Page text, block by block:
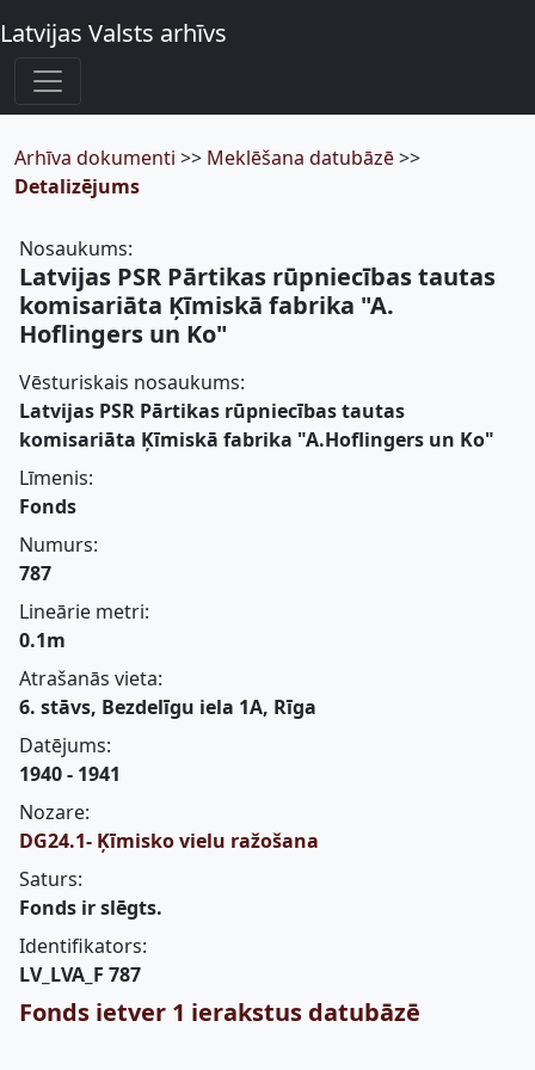
Latvijas Valsts arhīvs
Arhīva dokumenti >> Meklēšana datubāzē>>
Detalizējums
Nosaukums:
Latvijas PSR Pārtikas rūpniecības tautas
komisariāta Ķīmiskā fabrika "A.
Hoflingers un Ko"
Vēsturiskais nosaukums:
Latvijas PSR Pārtikas rūpniecības tautas
komisariāta Ķīmiskā fabrika "A.Hoflingers un Ko"
Līmenis:
Fonds
Numurs:
787
Lineārie metri:
0.1m
Atrašanās vieta:
6. stāvs, Bezdelīgu iela 1A, Rīga
Datējums:
1940 - 1941
Nozare:
DG24.1- Ķīmisko vielu ražošana
Saturs:
Fonds ir slēgts.
Identifikators:
LV_LVA_F 787
Fonds ietver 1 ierakstus datubāzē